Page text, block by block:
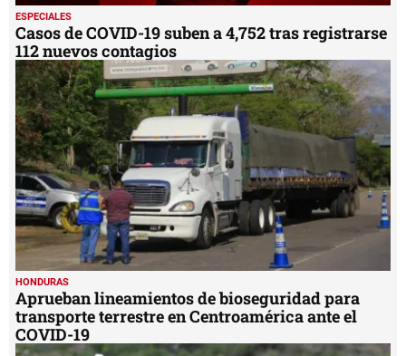
ESPECIALES
Casos de COVID-19 suben a 4,752 tras registrarse
112 nuevos contagios
HONDURAS
Aprueban lineamientos de bioseguridad para
transporte terrestre en Centroamérica ante el
COVID-19